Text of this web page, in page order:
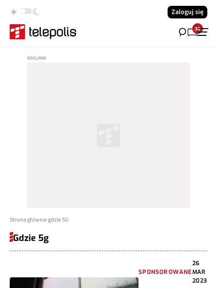
Zaloguj się
38
Strona główna gdzie 5G
Gdzie 5g
SPONSOROWANE
26
MAR
2023